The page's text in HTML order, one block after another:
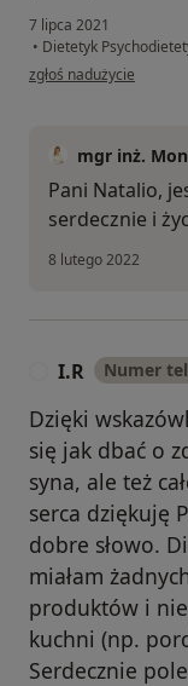
7 lipca 2021
• Dietetyk
w opinii użytkownika
zgłoś nadużycie
mgr inż.
Pani Natalio,
serdecznie i
8 lutego 2022
I.R Numer
Dzięki
się jak dbać o
syna, ale też
serca dziękuję
dobre słowo.
miałam
produktów i
kuchni (np.
Serdecznie